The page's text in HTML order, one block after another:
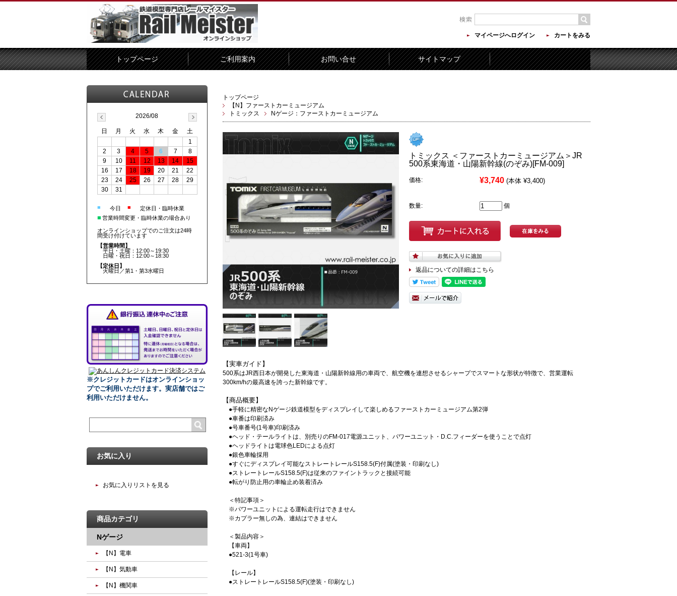
マイページへログイン カートをみる
トップページ ご利用案内 お問い合せ サイトマップ
トップページ
【N】ファーストカーミュージアム
トミックス
Nゲージ：ファーストカーミュージアム
トミックス ＜ファーストカーミュージアム＞JR
500系東海道・山陽新幹線(のぞみ)[FM-009]
価格: ¥3,740 (本体 ¥3,400)
数量: 個
返品についての詳細はこちら
【実車ガイド】
500系はJR西日本が開発した東海道・山陽新幹線用の車両で、航空機を連想させるシャープでスマートな形状が特徴で、営業運転
300km/hの最高速を誇った新幹線です。
【商品概要】
●手軽に精密なNゲージ鉄道模型をディスプレイして楽しめるファーストカーミュージアム第2弾
●車番は印刷済み
●号車番号(1号車)印刷済み
●ヘッド・テールライトは、別売りのFM-017電源ユニット、パワーユニット・D.C.フィーダーを使うことで点灯
●ヘッドライトは電球色LEDによる点灯
●銀色車輪採用
●すぐにディスプレイ可能なストレートレールS158.5(F)付属(塗装・印刷なし)
●ストレートレールS158.5(F)は従来のファイントラックと接続可能
●転がり防止用の車輪止め装着済み
＜特記事項＞
※パワーユニットによる運転走行はできません
※カプラー無しの為、連結はできません
＜製品内容＞
【車両】
●521-3(1号車)
【レール】
●ストレートレールS158.5(F)(塗装・印刷なし)
2026/08
日 月 火 水 木 金
土
1
2
3 4 5 6 7
8
9
10 11 12 13 14
15
16
17 18 19 20 21
22
23
24 25 26 27 28
29
30
31
■ 今日 ■ 定休日・臨時休業
■ 営業時間変更・臨時休業の場合あり
オンラインショップでのご注文は24時
間受け付けています
【営業時間】
平日・土曜：12:00～19:30
日曜・祝日：12:00～18:30
【定休日】
火曜日／第1・第3水曜日
※クレジットカードはオンラインショッ
プでご利用いただけます。 実店舗ではご
利用いただけません。
お気に入り
お気に入りリストを見る
商品カテゴリ
Nゲージ
【N】電車
【N】気動車
【N】機関車